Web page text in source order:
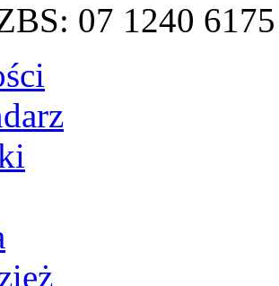
07 1240